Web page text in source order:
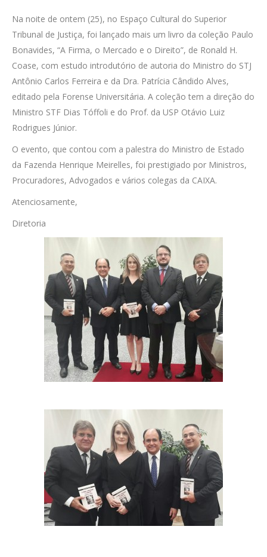
Na noite de ontem (25), no Espaço Cultural do Superior
Tribunal de Justiça, foi lançado mais um livro da coleção Paulo
Bonavides, “A Firma, o Mercado e o Direito”, de Ronald H.
Coase, com estudo introdutório de autoria do Ministro do STJ
Antônio Carlos Ferreira e da Dra. Patrícia Cândido Alves,
editado pela Forense Universitária. A coleção tem a direção do
Ministro STF Dias Tóffoli e do Prof. da USP Otávio Luiz
Rodrigues Júnior.
O evento, que contou com a palestra do Ministro de Estado
da Fazenda Henrique Meirelles, foi prestigiado por Ministros,
Procuradores, Advogados e vários colegas da CAIXA.
Atenciosamente,
Diretoria